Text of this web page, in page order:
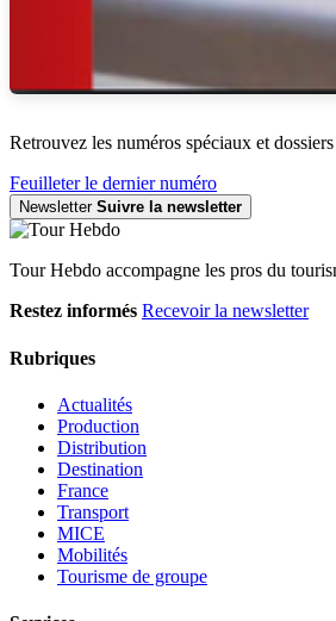
Retrouvez les numéros spéciaux et
Feuilleter le dernier numéro
Newsletter Suivre la newsletter
Tour Hebdo accompagne les pros du
Restez informés Recevoir la newsletter
Rubriques
Actualités
Production
Distribution
Destination
France
Transport
MICE
Mobilités
Tourisme de groupe